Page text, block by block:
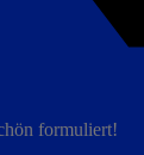
formuliert!